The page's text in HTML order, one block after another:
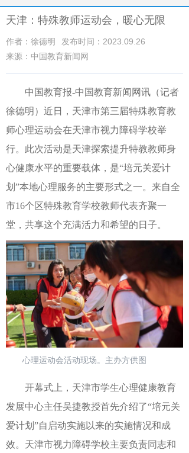
天津：特殊教师运动会，暖心无限
作者：徐德明
发布时间：2023.09.26
来源：中国教育新闻网
中国教育报-中国教育新闻网讯（记者
徐德明） 近日，天津市第三届特殊教育教
师心理运动会在天津市视力障碍学校举
行。此次活动是天津探索提升特教教师身
心健康水平的重要载体，是“培元关爱计
划”本地心理服务的主要形式之一。来自全
市16个区特殊教育学校教师代表齐聚一
堂，共享这个充满活力和希望的日子。
心理运动会活动现场。主办方供图
开幕式上，天津市学生心理健康教育
发展中心主任吴捷教授首先介绍了“培元关
爱计划”自启动实施以来的实施情况和成
效。天津市视力障碍学校主要负责同志和